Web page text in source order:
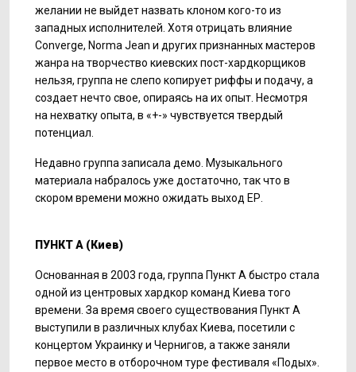
желании не выйдет назвать клоном кого-то из
западных исполнителей. Хотя отрицать влияние
Converge, Norma Jean и других признанных мастеров
жанра на творчество киевских пост-хардкорщиков
нельзя, группа не слепо копирует риффы и подачу, а
создает нечто свое, опираясь на их опыт. Несмотря
на нехватку опыта, в «+-» чувствуется твердый
потенциал.
Недавно группа записала демо. Музыкального
материала набралось уже достаточно, так что в
скором времени можно ожидать выход ЕР.
ПУНКТ А (Киев)
Основанная в 2003 года, группа Пункт А быстро стала
одной из центровых хардкор команд Киева того
времени. За время своего существования Пункт А
выступили в различных клубах Киева, посетили с
концертом Украинку и Чернигов, а также заняли
первое место в отборочном туре фестиваля «Подых».